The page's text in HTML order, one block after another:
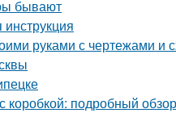
бывают
руками с чертежами и
коробкой: подробный обзор